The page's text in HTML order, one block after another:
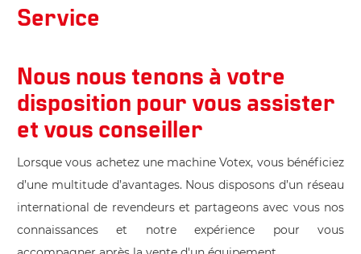
Service
Nous nous tenons à votre
disposition pour vous assister
et vous conseiller
Lorsque vous achetez une machine Votex, vous bénéficiez
d’une multitude d’avantages. Nous disposons d’un réseau
international de revendeurs et partageons avec vous nos
connaissances et notre expérience pour vous